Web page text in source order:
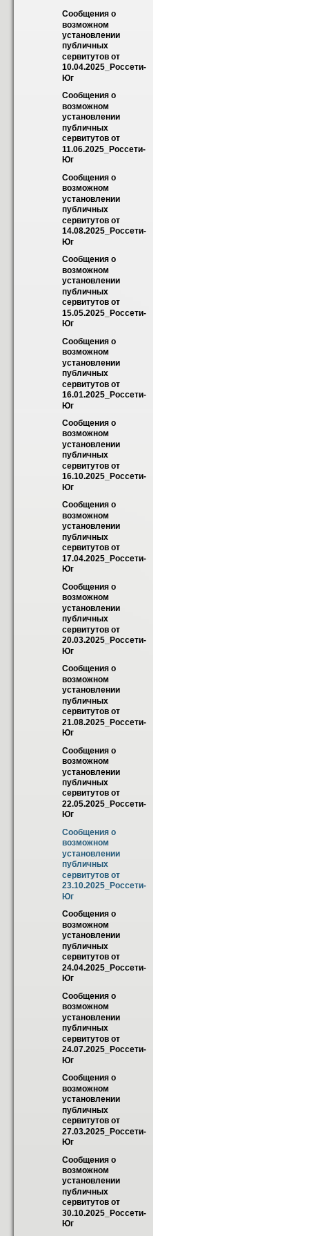
Сообщения о
возможном
установлении
публичных
сервитутов от
10.04.2025_Россети-
Юг
Сообщения о
возможном
установлении
публичных
сервитутов от
11.06.2025_Россети-
Юг
Сообщения о
возможном
установлении
публичных
сервитутов от
14.08.2025_Россети-
Юг
Сообщения о
возможном
установлении
публичных
сервитутов от
15.05.2025_Россети-
Юг
Сообщения о
возможном
установлении
публичных
сервитутов от
16.01.2025_Россети-
Юг
Сообщения о
возможном
установлении
публичных
сервитутов от
16.10.2025_Россети-
Юг
Сообщения о
возможном
установлении
публичных
сервитутов от
17.04.2025_Россети-
Юг
Сообщения о
возможном
установлении
публичных
сервитутов от
20.03.2025_Россети-
Юг
Сообщения о
возможном
установлении
публичных
сервитутов от
21.08.2025_Россети-
Юг
Сообщения о
возможном
установлении
публичных
сервитутов от
22.05.2025_Россети-
Юг
Сообщения о
возможном
установлении
публичных
сервитутов от
23.10.2025_Россети-
Юг
Сообщения о
возможном
установлении
публичных
сервитутов от
24.04.2025_Россети-
Юг
Сообщения о
возможном
установлении
публичных
сервитутов от
24.07.2025_Россети-
Юг
Сообщения о
возможном
установлении
публичных
сервитутов от
27.03.2025_Россети-
Юг
Сообщения о
возможном
установлении
публичных
сервитутов от
30.10.2025_Россети-
Юг